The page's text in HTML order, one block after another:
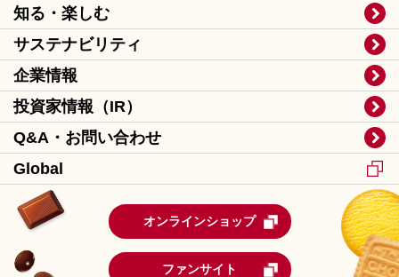
知る・楽しむ
サステナビリティ
企業情報
投資家情報（IR）
Q&A・お問い合わせ
Global
オンラインショップ
ファンサイト